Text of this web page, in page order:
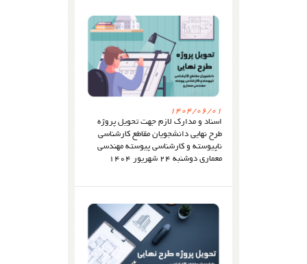
1404/06/01
اسناد و مدارک لازم جهت تحویل پروژه
طرح نهایی دانشجویان مقاطع کارشناسی
ناپیوسته و کارشناسی پیوسته مهندسی
معماری دوشنبه ۲۴ شهریور ۱۴۰۴